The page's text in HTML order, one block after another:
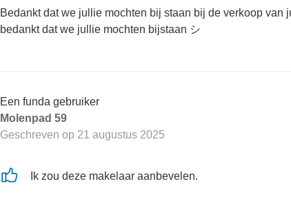
Bedankt dat we jullie mochten bij staan bij de verkoop
bedankt dat we jullie mochten bijstaan シ
Een funda gebruiker
Molenpad 59
Geschreven op 21 augustus 2025
Ik zou deze makelaar aanbevelen.